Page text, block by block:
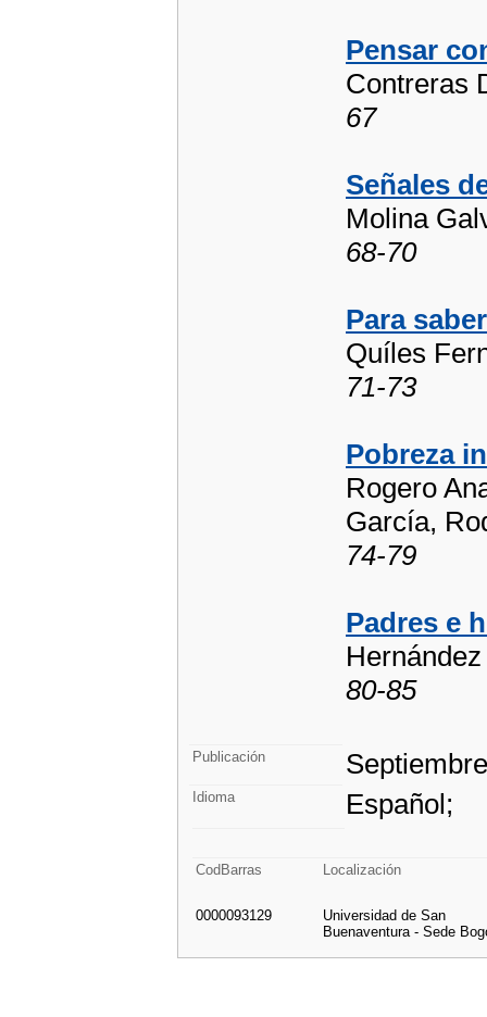
Pensar
Contreras
67
Señales
Molina
68-70
Para
Quíles
71-73
Pobreza
Rogero
García,
74-79
Padres e
80-85
Publicación
Idioma Español;
CodBarras Localización
0000093129
Universidad de San
Buenaventura - Sede